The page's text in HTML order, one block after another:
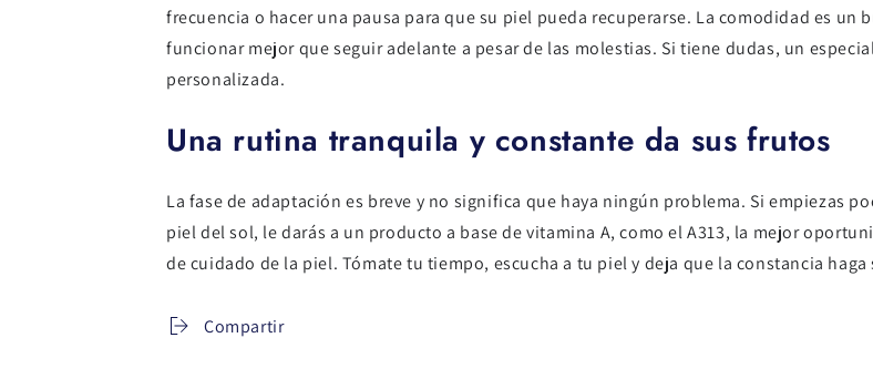
frecuencia o hacer una pausa para que su piel pueda recuperarse. La comodidad es
funcionar mejor que seguir adelante a pesar de las molestias. Si tiene dudas, un
personalizada.
Una rutina tranquila y constante da sus frutos
La fase de adaptación es breve y no significa que haya ningún problema. Si empiezas
piel del sol, le darás a un producto a base de vitamina A, como el A313, la mejor
de cuidado de la piel. Tómate tu tiempo, escucha a tu piel y deja que la constancia haga
Compartir